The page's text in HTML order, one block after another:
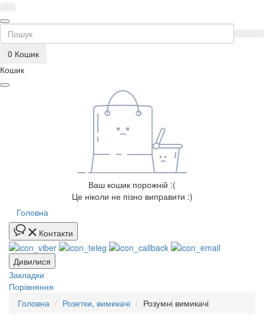
0 Кошик
Кошик
Ваш кошик порожній :(
Це ніколи не пізно виправити :)
Головна
Контакти
Дивилися
Закладки
Порівняння
Головна
Розетки, вимикачі Розумні вимикачі